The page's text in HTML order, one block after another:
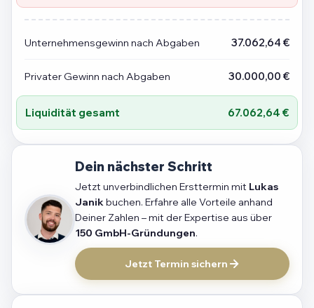
Unternehmensgewinn nach Abgaben 37.062,64 €
Privater Gewinn nach Abgaben 30.000,00 €
Liquidität gesamt 67.062,64 €
Dein nächster Schritt
Jetzt unverbindlichen Ersttermin mit Lukas
Janikbuchen. Erfahre alle Vorteile anhand
Deiner Zahlen – mit der Expertise aus über
150 GmbH-Gründungen.
Jetzt Termin sichern